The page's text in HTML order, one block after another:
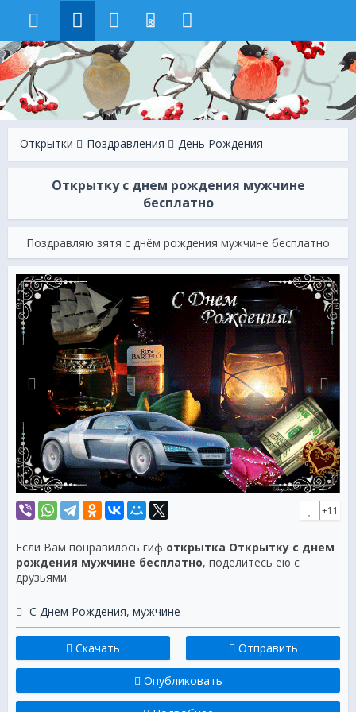
8
Открытки Поздравления День Рождения
Открытку с днем рождения мужчине
бесплатно
Поздравляю зятя с днём рождения мужчине бесплатно
+11
Если Вам понравилось гиф открытка Открытку с днем
рождения мужчине бесплатно, поделитесь ею с
друзьями.
С Днем Рождения, мужчине
Скачать Отправить
Опубликовать